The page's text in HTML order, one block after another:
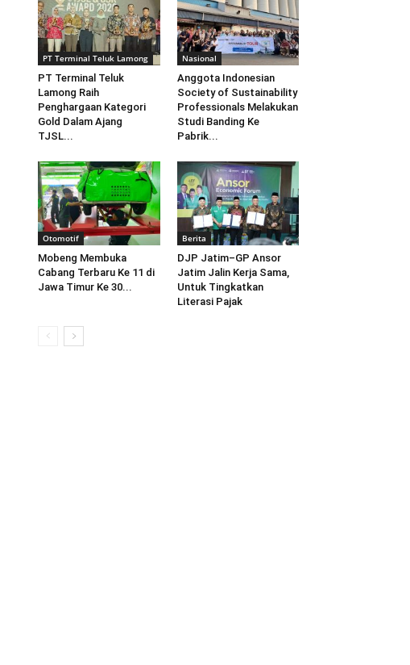
PT Terminal Teluk Lamong
PT Terminal Teluk
Lamong Raih
Penghargaan Kategori
Gold Dalam Ajang
TJSL...
Nasional
Anggota Indonesian
Society of Sustainability
Professionals Melakukan
Studi Banding Ke
Pabrik...
Otomotif
Mobeng Membuka
Cabang Terbaru Ke 11 di
Jawa Timur Ke 30...
Berita
DJP Jatim–GP Ansor
Jatim Jalin Kerja Sama,
Untuk Tingkatkan
Literasi Pajak